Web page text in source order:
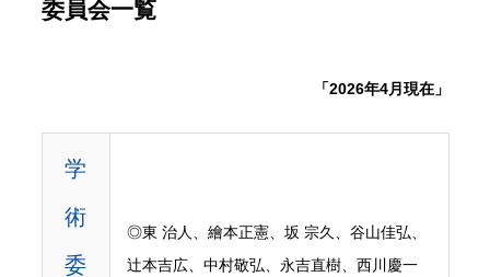
委員会一覧
「2026年4月現在」
学
術
委
◎東 治人、繪本正憲、坂 宗久、谷山佳弘、
辻本吉広、中村敬弘、永吉直樹、西川慶一